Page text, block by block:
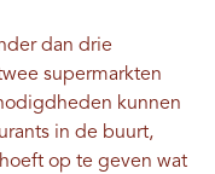
dan drie
supermarkten
kunnen
in de buurt,
op te geven wat